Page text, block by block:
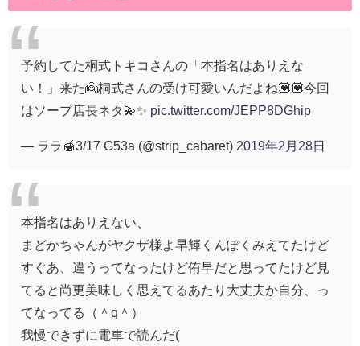
予約してた桐式トキコさんの「本指名はありえな
い！」来た👼桐式さんの受け可愛いんだよね💟💟今回
はソープ店長ネタ💫✨ pic.twitter.com/JEPP8DGhip
— ララ🍯3/17 G53a (@strip_cabaret) 2019年2月28日
本指名はありえない、
まどかちゃんがヤクザ様よ早輝くんぽくみえてたけど
すぐあ、違うってなったけど侑早だと思ってたけど見
てると尚更美味しく思えてるあたり大丈夫か自分、っ
てなってる（＾q＾）
我慢できずに電車で読んだ(